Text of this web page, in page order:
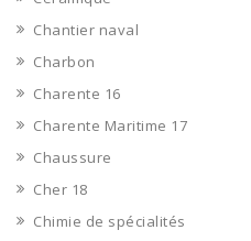
Chantier naval
Charbon
Charente 16
Charente Maritime 17
Chaussure
Cher 18
Chimie de spécialités